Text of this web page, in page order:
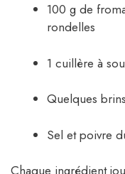
100 g de
rondelles
1 cuillère à
Quelques
Sel et poivre